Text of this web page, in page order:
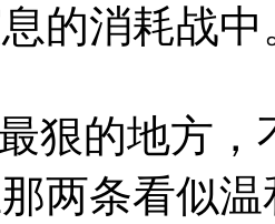
的消耗战中
狠的地方
两条看似